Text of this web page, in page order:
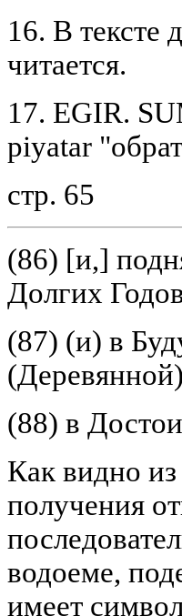
16. В тексте
читается.
17. EGIR.
piyatar
стр. 65
(86) [и,]
Долгих
(87) (и) в
(88) в
Как видно
получения
водоеме,
имеет